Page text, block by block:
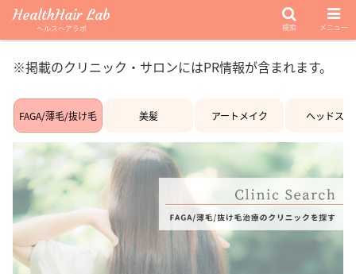
※掲載のクリニック・サロンにはPR情報が含まれます。
FAGA/薄毛/抜け毛 美髪 アートメイク ヘッドスパ
HealthHair Lab
ヘルスヘアラボ 検索 メニュー